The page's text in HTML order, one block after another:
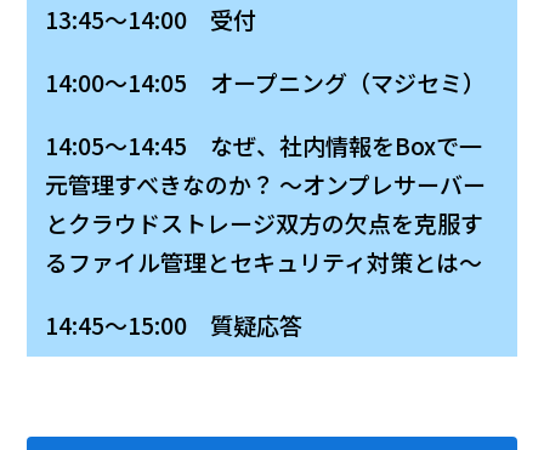
13:45～14:00 受付
14:00～14:05 オープニング（マジセミ）
14:05～14:45 なぜ、社内情報をBoxで一
元管理すべきなのか？ ～オンプレサーバー
とクラウドストレージ双方の欠点を克服す
るファイル管理とセキュリティ対策とは～
14:45～15:00 質疑応答